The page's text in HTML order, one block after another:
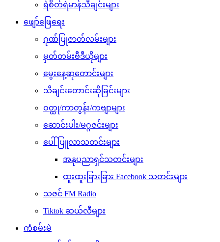
ရဲစိတ်ရဲမာန်သီချင်းများ
ဖျော်ဖြေရေး
ဂုဏ်ပြုဇာတ်လမ်းများ
မှတ်တမ်းဗီဒီယိုများ
မွေးနေ့ဆုတောင်းများ
သီချင်းတောင်းဆိုခြင်းများ
ဝတ္ထု/ကာတွန်း/ကဗျာများ
ဆောင်းပါး/မဂ္ဂဇင်းများ
ပေါ်ပြူလာသတင်းများ
အနုပညာရှင်သတင်းများ
ထူးထူးခြားခြား Facebook သတင်းများ
သဇင် FM Radio
Tiktok ဆယ်လီများ
ကံစမ်းမဲ